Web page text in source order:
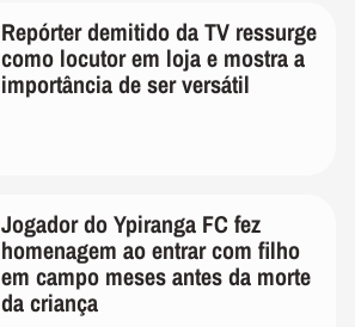
Repórter demitido da TV ressurge
como locutor em loja e mostra a
importância de ser versátil
Jogador do Ypiranga FC fez
homenagem ao entrar com filho
em campo meses antes da morte
da criança